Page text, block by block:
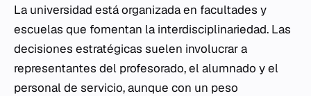
La universidad está organizada en facultades y
escuelas que fomentan la interdisciplinariedad. Las
decisiones estratégicas suelen involucrar a
representantes del profesorado, el alumnado y el
personal de servicio, aunque con un peso